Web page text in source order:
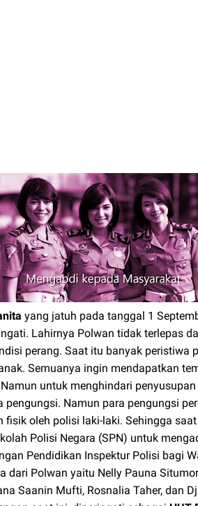
yang jatuh pada tanggal 1
Lahirnya Polwan tidak terlepas
perang. Saat itu banyak peristiwa
Semuanya ingin mendapatkan
untuk menghindari
pengungsi. Namun para pengungsi
fisik oleh polisi laki-laki. Sehingga
Polisi Negara (SPN) untuk
Pendidikan Inspektur Polisi bagi
dari Polwan yaitu Nelly Pauna
Saanin Mufti, Rosnalia Taher, dan